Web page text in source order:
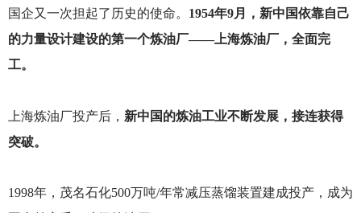
国企又一次担起了历史的使命。 1954年9月，新中国依靠自己
的力量设计建设的第一个炼油厂——上海炼油厂，全面完
工。
上海炼油厂投产后， 新中国的炼油工业不断发展，接连获得
突破。
1998年，茂名石化500万吨/年常减压蒸馏装置建成投产，成为